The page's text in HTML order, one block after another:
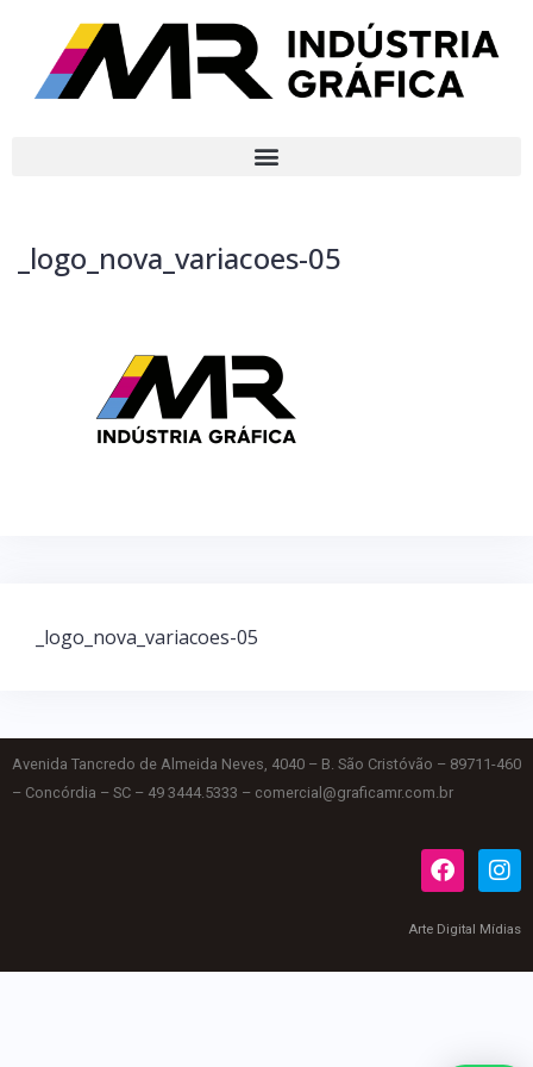
_logo_nova_variacoes-05
_logo_nova_variacoes-05
Avenida Tancredo de Almeida Neves, 4040 – B. São Cristóvão – 89711-460
– Concórdia – SC – 49 3444.5333 – comercial@graficamr.com.br
Arte Digital Mídias